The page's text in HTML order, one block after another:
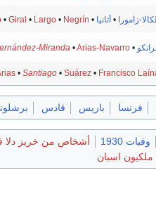
زامورا •أثانيا •
• Giral • Largo• Negrín
•
Miranda •Arias-Navarro
• Santiago• Suárez• Francisco
فرنسا باريس قادس
وفيات 1930 أشخاص من خريز دلا
ملكيون اسبان